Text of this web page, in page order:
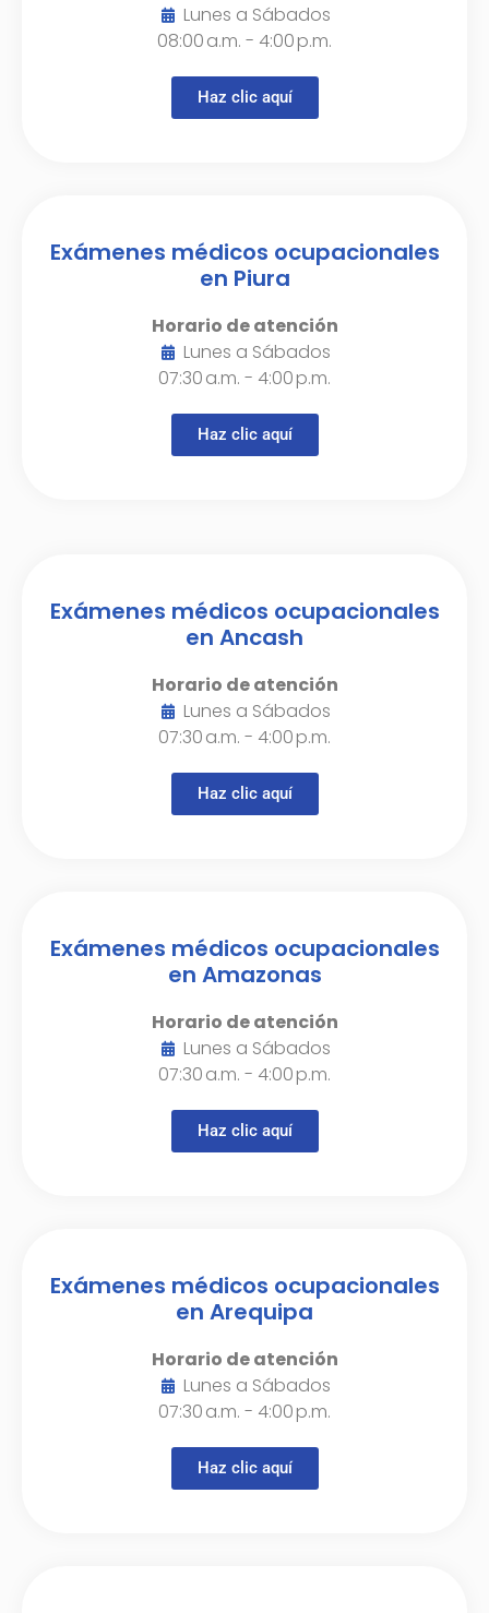
Lunes a Sábados
08:00 a.m. - 4:00 p.m.
Haz clic aquí
Exámenes médicos ocupacionales
en Piura
Horario de atención
Lunes a Sábados
07:30 a.m. - 4:00 p.m.
Haz clic aquí
Exámenes médicos ocupacionales
en Ancash
Horario de atención
Lunes a Sábados
07:30 a.m. - 4:00 p.m.
Haz clic aquí
Exámenes médicos ocupacionales
en Amazonas
Horario de atención
Lunes a Sábados
07:30 a.m. - 4:00 p.m.
Haz clic aquí
Exámenes médicos ocupacionales
en Arequipa
Horario de atención
Lunes a Sábados
07:30 a.m. - 4:00 p.m.
Haz clic aquí